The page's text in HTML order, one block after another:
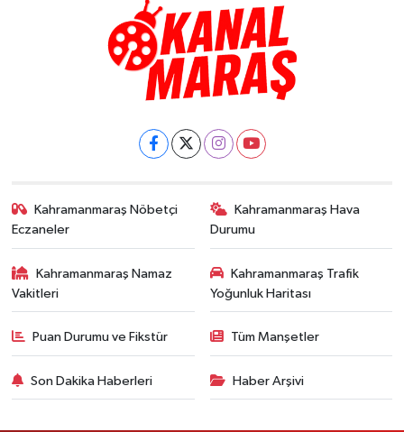
Kahramanmaraş Nöbetçi
Eczaneler
Kahramanmaraş Hava
Durumu
Kahramanmaraş Namaz
Vakitleri
Kahramanmaraş Trafik
Yoğunluk Haritası
Puan Durumu ve Fikstür Tüm Manşetler
Son Dakika Haberleri Haber Arşivi